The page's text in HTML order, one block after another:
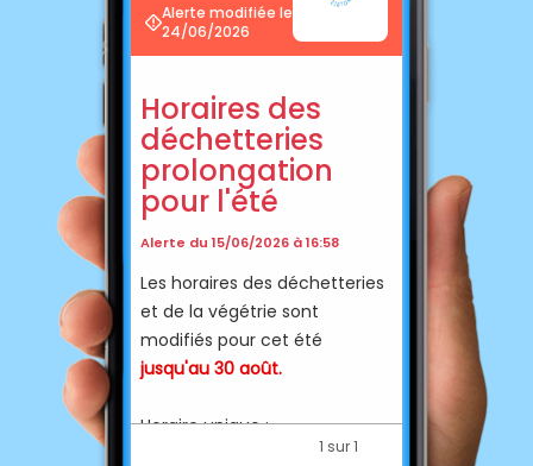
Alerte modifiée le
24/06/2026
Horaires des
déchetteries
prolongation
pour l'été
Alerte du 15/06/2026 à 16:58
Les horaires des déchetteries
et de la végétrie sont
modifiés pour cet été
jusqu'au 30 août.
Horaire unique :
1 sur 1